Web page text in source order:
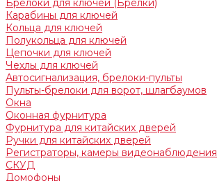
Брелоки для ключей (Брелки)
Карабины для ключей
Кольца для ключей
Полукольца для ключей
Цепочки для ключей
Чехлы для ключей
Автосигнализация, брелоки-пульты
Пульты-брелоки для ворот, шлагбаумов
Окна
Оконная фурнитура
Фурнитура для китайских дверей
Ручки для китайских дверей
Регистраторы, камеры видеонаблюдения
СКУД
Домофоны